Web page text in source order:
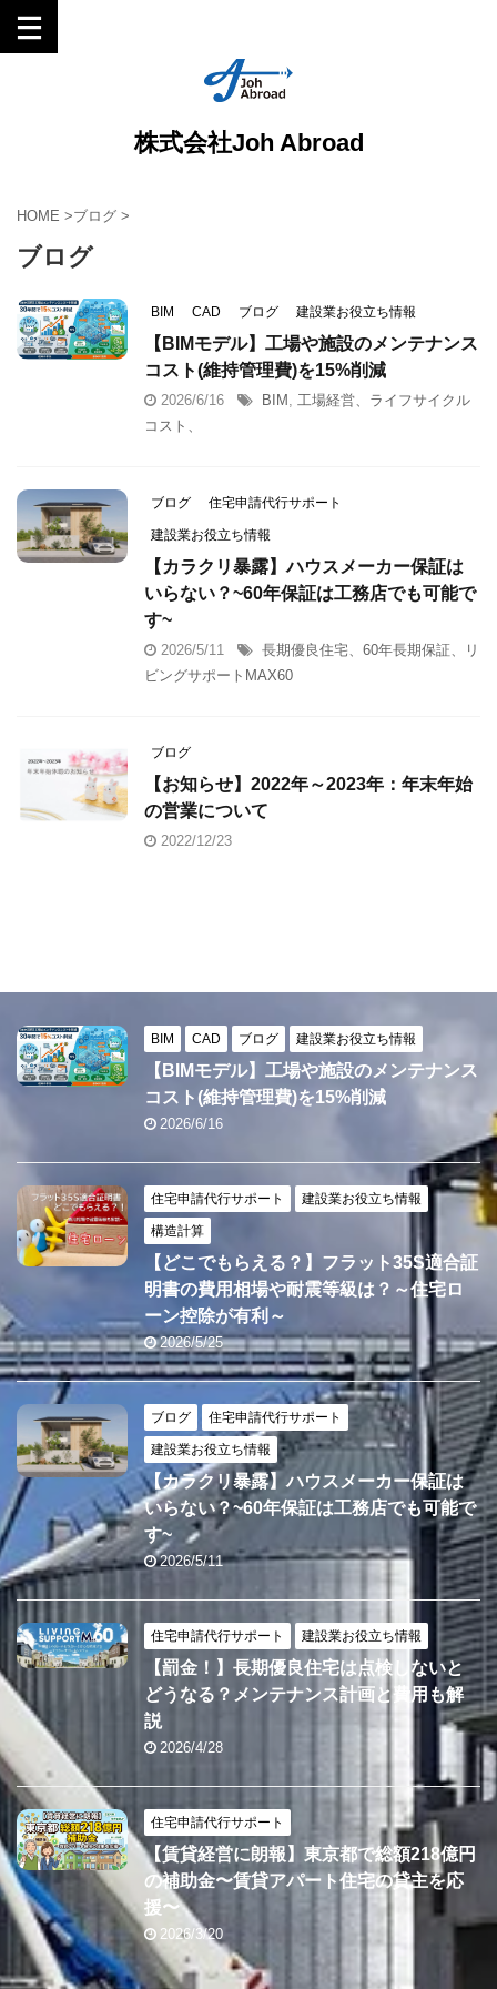
株式会社Joh Abroad
HOME >ブログ >
ブログ
BIM CAD ブログ 建設業お役立ち情報
【BIMモデル】工場や施設のメンテナンス
コスト(維持管理費)を15%削減
2026/6/16 BIM
工場経営、ライフサイクル
コスト、
ブログ 住宅申請代行サポート
建設業お役立ち情報
【カラクリ暴露】ハウスメーカー保証は
いらない？~60年保証は工務店でも可能で
す~
2026/5/11
長期優良住宅、60年長期保証、リ
ビングサポートMAX60
ブログ
【お知らせ】2022年～2023年：年末年始
の営業について
2022/12/23
BIM CAD ブログ 建設業お役立ち情報
【BIMモデル】工場や施設のメンテナンス
コスト(維持管理費)を15%削減
2026/6/16
住宅申請代行サポート 建設業お役立ち情報
構造計算
【どこでもらえる？】フラット35S適合証
明書の費用相場や耐震等級は？～住宅ロ
ーン控除が有利～
2026/5/25
ブログ 住宅申請代行サポート
建設業お役立ち情報
【カラクリ暴露】ハウスメーカー保証は
いらない？~60年保証は工務店でも可能で
す~
2026/5/11
住宅申請代行サポート 建設業お役立ち情報
【罰金！】長期優良住宅は点検しないと
どうなる？メンテナンス計画と費用も解
説
2026/4/28
住宅申請代行サポート
【賃貸経営に朗報】東京都で総額218億円
の補助金〜賃貸アパート住宅の貸主を応
援〜
2026/3/20